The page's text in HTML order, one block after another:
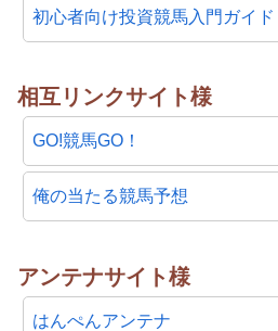
初心者向け投資競馬入門ガイド
相互リンクサイト様
GO!競馬GO！
俺の当たる競馬予想
アンテナサイト様
はんぺんアンテナ